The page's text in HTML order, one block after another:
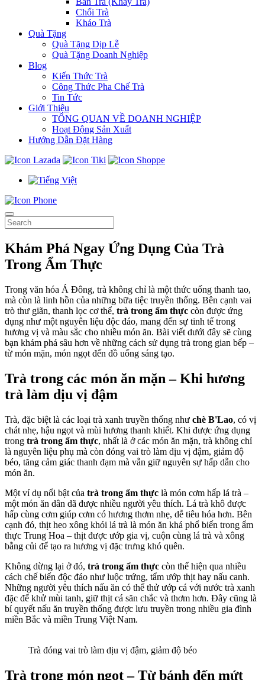
Chổi Trà
Kháo Trà
Quà Tặng
Quà Tặng Dịp Lễ
Quà Tặng Doanh Nghiệp
Blog
Kiến Thức Trà
Công Thức Pha Chế Trà
Tin Tức
Giới Thiệu
TỔNG QUAN VỀ DOANH NGHIỆP
Hoạt Động Sản Xuất
Hướng Dẫn Đặt Hàng
Khám Phá Ngay Ứng Dụng Của Trà
Trong Ẩm Thực
Trong văn hóa Á Đông, trà không chỉ là một thức uống thanh tao,
mà còn là linh hồn của những bữa tiệc truyền thống. Bên cạnh vai
trò thư giãn, thanh lọc cơ thể, trà trong ẩm thực còn được ứng
dụng như một nguyên liệu độc đáo, mang đến sự tinh tế trong
hương vị và màu sắc cho nhiều món ăn. Bài viết dưới đây sẽ cùng
bạn khám phá sâu hơn về những cách sử dụng trà trong gian bếp –
từ món mặn, món ngọt đến đồ uống sáng tạo.
Trà trong các món ăn mặn – Khi hương
trà làm dịu vị đậm
Trà, đặc biệt là các loại trà xanh truyền thống như chè B'Lao, có vị
chát nhẹ, hậu ngọt và mùi hương thanh khiết. Khi được ứng dụng
trong trà trong ẩm thực, nhất là ở các món ăn mặn, trà không chỉ
là nguyên liệu phụ mà còn đóng vai trò làm dịu vị đậm, giảm độ
béo, tăng cảm giác thanh đạm mà vẫn giữ nguyên sự hấp dẫn cho
món ăn.
Một ví dụ nổi bật của trà trong ẩm thực là món cơm hấp lá trà –
một món ăn dân dã được nhiều người yêu thích. Lá trà khô được
hấp cùng cơm giúp cơm có hương thơm nhẹ, dễ tiêu hóa hơn. Bên
cạnh đó, thịt heo xông khói lá trà là món ăn khá phổ biến trong ẩm
thực Trung Hoa – thịt được ướp gia vị, cuộn cùng lá trà và xông
bằng củi để tạo ra hương vị đặc trưng khó quên.
Không dừng lại ở đó, trà trong ẩm thực còn thể hiện qua nhiều
cách chế biến độc đáo như luộc trứng, tẩm ướp thịt hay nấu canh.
Những người yêu thích nấu ăn có thể thử ướp cá với nước trà xanh
đặc để khử mùi tanh, giữ thịt cá săn chắc và thơm hơn. Đây cũng là
bí quyết nấu ăn truyền thống được lưu truyền trong nhiều gia đình
miền Bắc và miền Trung Việt Nam.
Trà đóng vai trò làm dịu vị đậm, giảm độ béo
Trà trong món ngọt – Từ bánh đến mứt